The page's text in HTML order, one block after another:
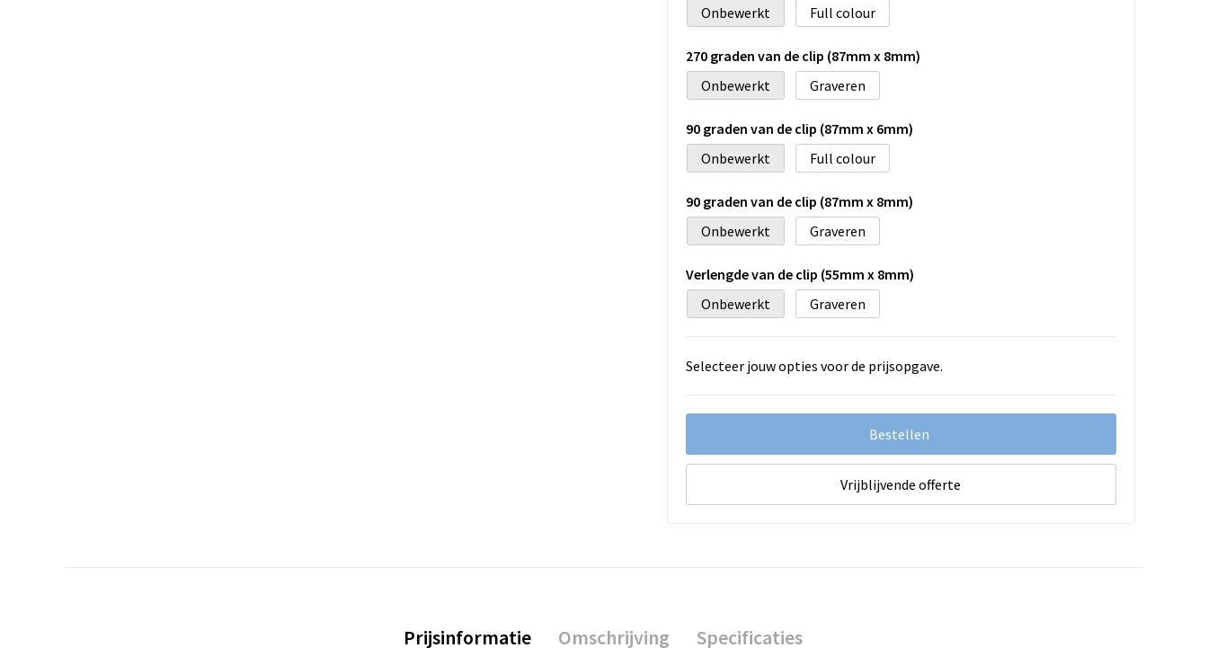
Onbewerkt
Full colour
270 graden van de clip (87mm x 8mm)
Onbewerkt
Graveren
90 graden van de clip (87mm x 6mm)
Onbewerkt
Full colour
90 graden van de clip (87mm x 8mm)
Onbewerkt
Graveren
Verlengde van de clip (55mm x 8mm)
Onbewerkt
Graveren
Selecteer jouw opties voor de prijsopgave.
Bestellen
Vrijblijvende offerte
Prijsinformatie Omschrijving Specificaties